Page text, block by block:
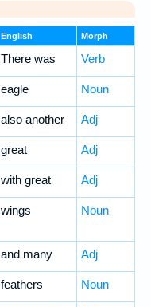
English Morph
There was Verb
eagle Noun
also another Adj
great Adj
with great Adj
wings Noun
and many Adj
feathers Noun